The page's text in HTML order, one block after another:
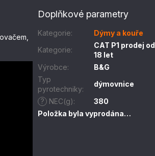
Doplňkové parametry
Kategorie:
Dýmy a kouře
Kategorie:
CAT P1 prodej od
18 let
Výrobce:
B&G
Typ
pyrotechniky:
dýmovnice
?
NEC(g):
380
Položka byla vyprodána…